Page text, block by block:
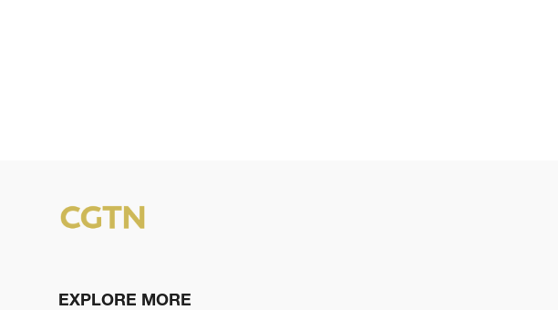
EXPLORE MORE